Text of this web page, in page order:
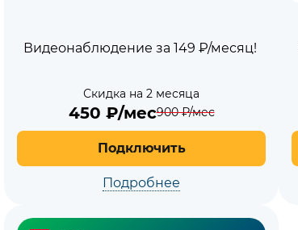
Видеонаблюдение за 149 ₽/месяц!
Скидка на 2 месяца
450 ₽/мес900₽/мес
Подключить
Подробнее